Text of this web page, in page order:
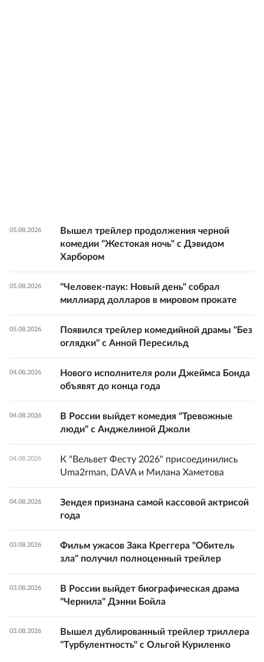
05.08.2026
Вышел трейлер продолжения черной
комедии "Жестокая ночь" с Дэвидом
Харбором
05.08.2026
"Человек-паук: Новый день" собрал
миллиард долларов в мировом прокате
05.08.2026
Появился трейлер комедийной драмы "Без
оглядки" с Анной Пересильд
04.08.2026
Нового исполнителя роли Джеймса Бонда
объявят до конца года
04.08.2026
В России выйдет комедия "Тревожные
люди" с Анджелиной Джоли
04.08.2026
К "Вельвет Фесту 2026" присоединились
Uma2rman, DAVA и Милана Хаметова
04.08.2026
Зендея признана самой кассовой актрисой
года
03.08.2026
Фильм ужасов Зака Креггера "Обитель
зла" получил полноценный трейлер
03.08.2026
В России выйдет биографическая драма
"Чернила" Дэнни Бойла
03.08.2026
Вышел дублированный трейлер триллера
"Турбулентность" с Ольгой Куриленко